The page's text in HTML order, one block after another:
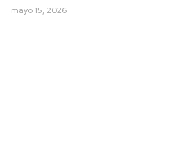
mayo 15, 2026